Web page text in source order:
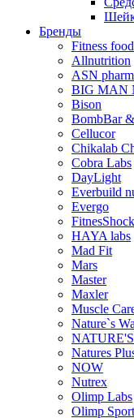
Бренды
Fitness
Allnutrition
ASN
BIG MAN
Bison
BombBar
Cellucor
Chikalab
Cobra Labs
DayLight
Everbuild
Evergo
FitnesShock
HAYA labs
Mad Fit
Mars
Master
Maxler
Muscle
Nature`s
Natures
NOW
Nutrex
Olimp Labs
Olimp